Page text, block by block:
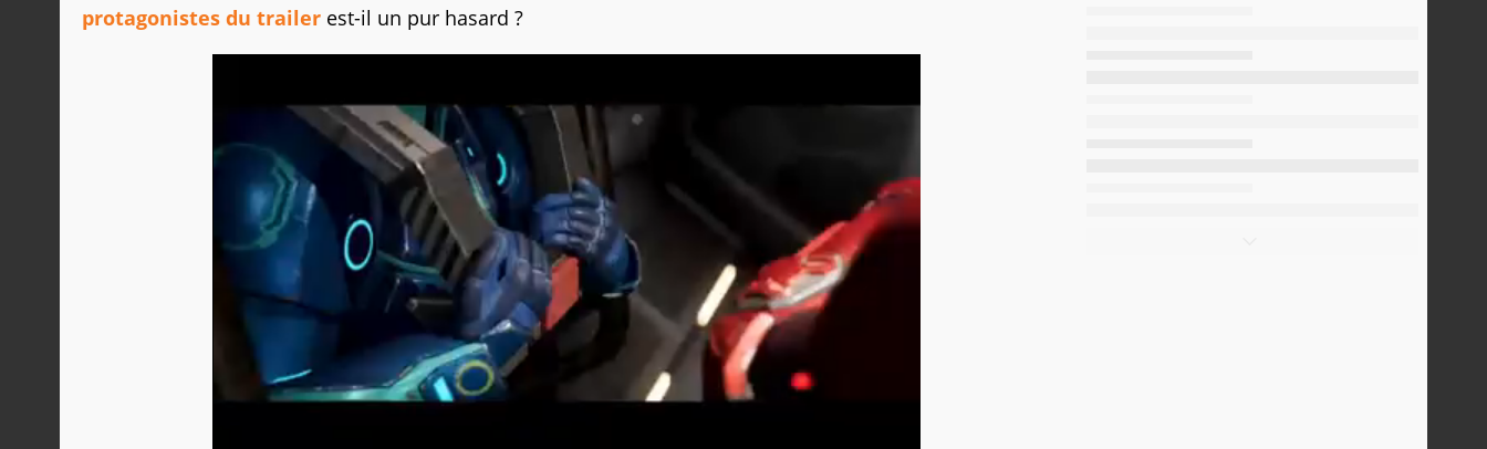
protagonistes du trailer est-il un pur hasard ?